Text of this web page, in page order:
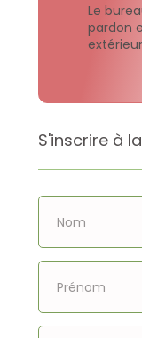
Le
pardon
S'inscrire à